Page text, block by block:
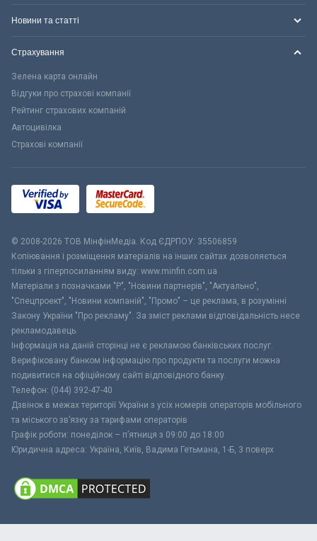
Новини та статті
Страхування
Зелена карта онлайн
Відгуки про страхові компанії
Рейтинг страхових компаній
Автоцивілка
Страхові компанії
© 2008-2026 ТОВ МiнфiнМедiа. Код ЄДРПОУ: 35506859
Копіювання і розміщення матеріалів на інших сайтах дозволяється
тільки з гіперпосиланням виду: www.minfin.com.ua
Матеріали з позначками "Р", "Новини партнерів", "Актуально",
"Спецпроект", "Новини компаній", "Промо" – це реклама, в розумінні
Закону України "Про рекламу". За зміст реклами відповідальність несе
рекламодавець.
Інформація на даній сторінці не є рекламою банківських послуг.
Верифіковану банком інформацію про продукти та послуги можна
подивитися на офіційному сайті відповідного банку.
Телефон: (044) 392-47-40
Дзвінок в межах території України з усіх номерів операторів мобільного
та міського зв’язку за тарифами операторів
Графік роботи: понеділок – п’ятниця з 09:00 до 18:00
Юридична адреса: Україна, Київ, Вадима Гетьмана, 1-Б, 3 поверх